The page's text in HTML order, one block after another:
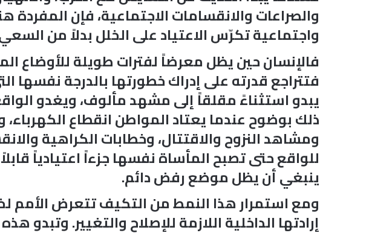
والصراعات والانقسامات الاجتماعية، فإن
واجتماعية تكرّس الاعتياد على الخلل بدلاً من
فالإنسان حين يظل معرضاً لفترات طويلة للأوضاع
فتتراجع قدرته على إدراك خطورتها بالدرجة نفسها
يبدو استثناءً مقلقاً إلى مشهد مألوف، ويغدو
ذلك بوضوح عندما يعتاد المواطن انقطاع الكهرباء،
ومشاهد النزوح والاقتتال، وخطابات الكراهية
للواقع حتى تصبح المأساة نفسها جزءاً اعتيادياً
ينبغي أن يظل موضع رفض دائم.
ومع استمرار هذا النمط من التكيف تتعرض الأمم
إرادتها الداخلية اللازمة للإصلاح والتغيير.